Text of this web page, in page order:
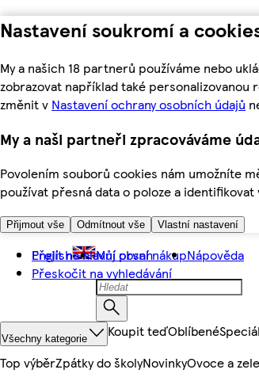
Nastavení soukromí a
My a našich 18 partnerů používáme nebo
zobrazovat například také
změnit v Nastavení ochrany osobních údajů
My a naši partneři zpracováváme
Povolením souborů cookies nám umožníte
používat přesná data o poloze a identifikovat
Přijmout vše Odmítnout vše Vlastní nastavení
Přejít na hlavní obsah
Přeskočit na vyhledávání
English Můj první nákupNápověda
Všechny kategorie Koupit teďOblíbené
Top výběrZpátky do školyNovinkyOvoce a